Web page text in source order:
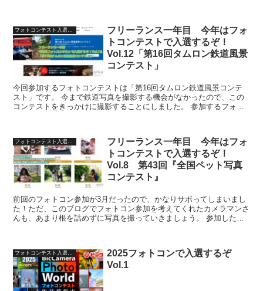
フリーランス一年目 今年はフォ
トコンテストで入選するぞ！
Vol.12「第16回タムロン鉄道風景
コンテスト」
今回参加するフォトコンテストは「第16回タムロン鉄道風景コンテ
スト」です。 今まで鉄道写真を撮影する機会がなかったので、この
コンテストをきっかけに撮影することにしました。 参加するフォト
フリーランス一年目 今年はフォ
トコンテストで入選するぞ！
Vol.8 第43回『全国ペット写真
コンテスト』
前回のフォトコン参加が3月だったので、かなりサボってしまいまし
た！ただ、このブログでフォトコン参加を考えてくれたカメラマンさ
んも、あまり根を詰めずに写真を撮っていきましょう。 参加したフ
フォトコンテスト入選への道
2025フォトコンで入選するぞ
Vol.1